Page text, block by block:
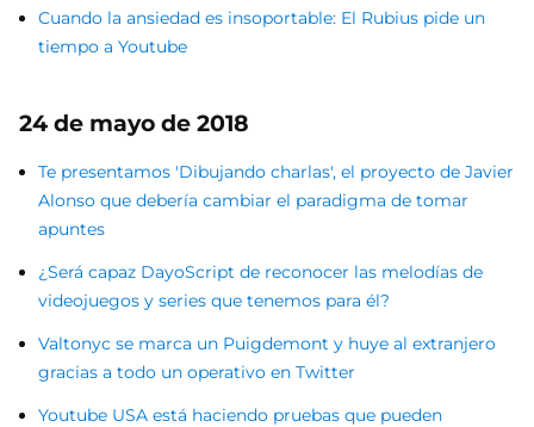
Cuando la ansiedad es insoportable: El Rubius pide un
tiempo a Youtube
24 de mayo de 2018
Te presentamos 'Dibujando charlas', el proyecto de Javier
Alonso que debería cambiar el paradigma de tomar
apuntes
¿Será capaz DayoScript de reconocer las melodías de
videojuegos y series que tenemos para él?
Valtonyc se marca un Puigdemont y huye al extranjero
gracias a todo un operativo en Twitter
Youtube USA está haciendo pruebas que pueden